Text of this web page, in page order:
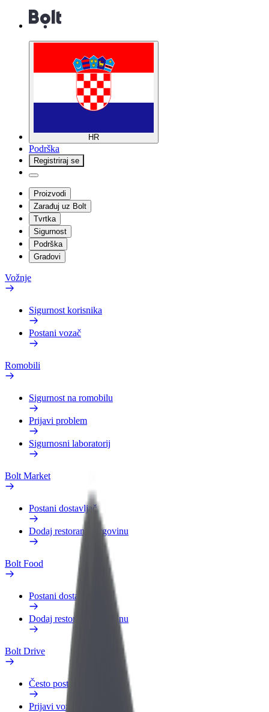
HR
Podrška
Registriraj se
Proizvodi
Zarađuj uz Bolt
Tvrtka
Sigurnost
Podrška
Gradovi
Vožnje
Sigurnost korisnika
Postani vozač
Romobili
Sigurnost na romobilu
Prijavi problem
Sigurnosni laboratorij
Bolt Market
Postani dostavljač
Dodaj restoran ili trgovinu
Bolt Food
Postani dostavljač
Dodaj restoran ili trgovinu
Bolt Drive
Često postavljana pitanja
Prijavi vozilo